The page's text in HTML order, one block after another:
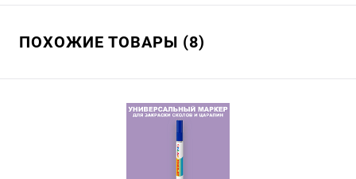
ПОХОЖИЕ ТОВАРЫ (8)